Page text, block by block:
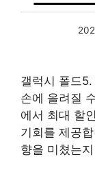
갤럭시 폴드
손에 올려질
에서 최대 할
기회를 제공
향을 미쳤는